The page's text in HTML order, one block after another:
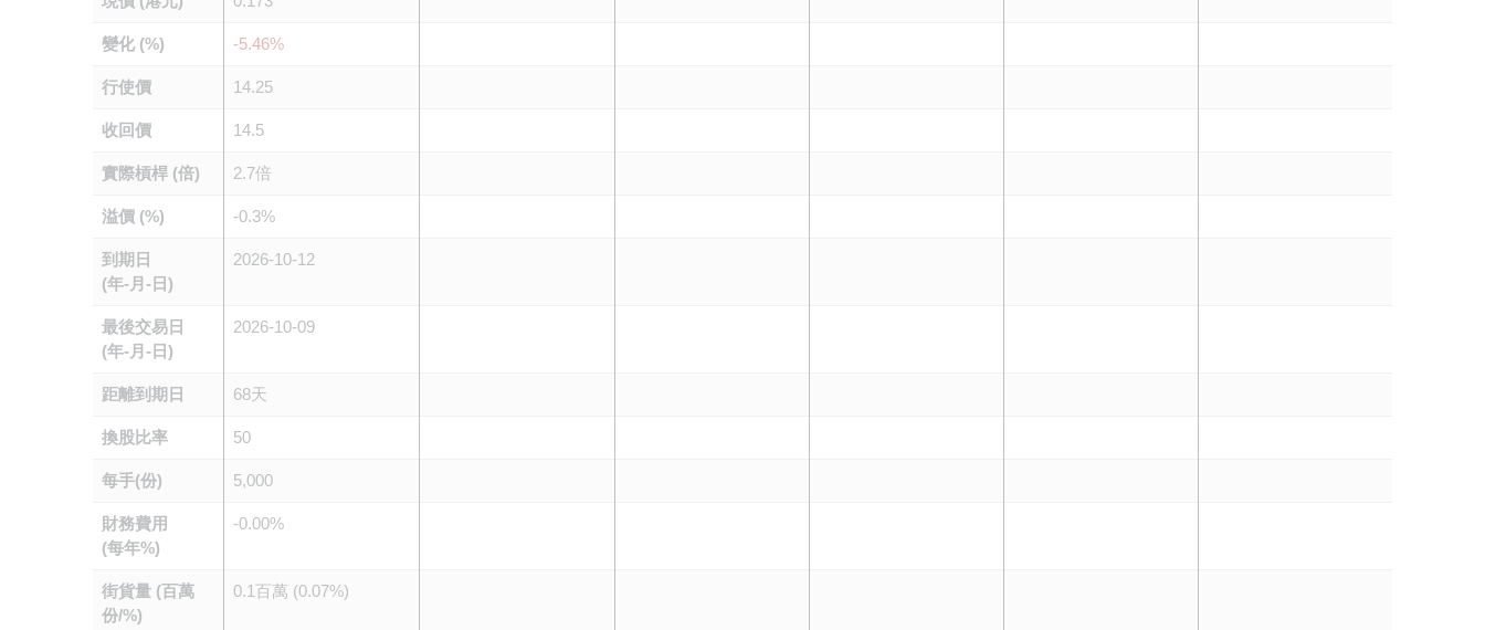
變化 (%) -5.46%
行使價 14.25
收回價 14.5
實際槓桿 (倍) 2.7倍
溢價 (%) -0.3%
到期日
(年-月-日)
2026-10-12
最後交易日
(年-月-日)
2026-10-09
距離到期日 68天
換股比率 50
每手(份) 5,000
財務費用
(每年%)
-0.00%
街貨量 (百萬
份/%)
0.1百萬 (0.07%)